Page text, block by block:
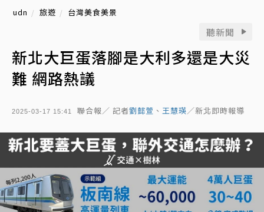
udn 旅遊 台灣美食美景
聽新聞
新北大巨蛋落腳是大利多還是大災
難 網路熱議
2025-03-17 15:41 聯合報／ 記者劉懿萱 、 王慧瑛／新北即時報導